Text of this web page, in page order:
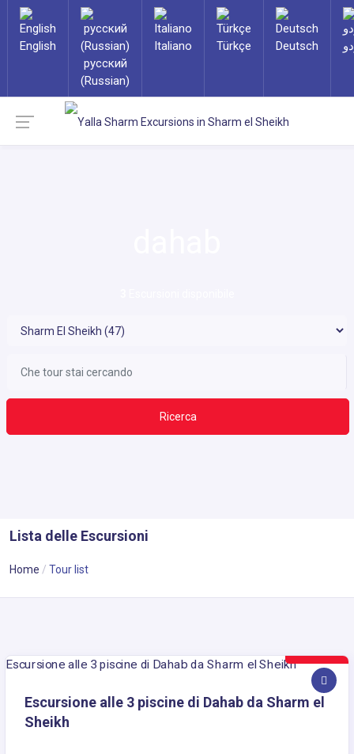
English
русский
(Russian)
Italiano Türkçe Deutsch
Ricerca
Lista delle Escursioni
Home Tour list
Escursione alle 3 piscine di Dahab da Sharm el
Sheikh